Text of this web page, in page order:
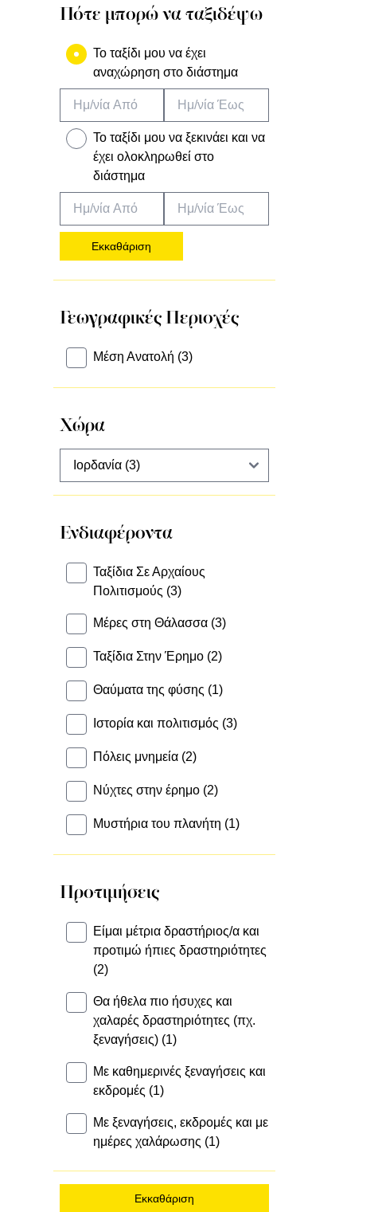
Πότε μπορώ να ταξιδέψω
Το ταξίδι μου να έχει
αναχώρηση στο διάστημα
To ταξίδι μου να ξεκινάει και να
έχει ολοκληρωθεί στο
διάστημα
Εκκαθάριση
Γεωγραφικές Περιοχές
Μέση Ανατολή (3)
Χώρα
Ενδιαφέροντα
Ταξίδια Σε Αρχαίους
Πολιτισμούς (3)
Μέρες στη Θάλασσα (3)
Ταξίδια Στην Έρημο (2)
Θαύματα της φύσης (1)
Ιστορία και πολιτισμός (3)
Πόλεις μνημεία (2)
Νύχτες στην έρημο (2)
Μυστήρια του πλανήτη (1)
Προτιμήσεις
Είμαι μέτρια δραστήριος/α και
προτιμώ ήπιες δραστηριότητες
(2)
Θα ήθελα πιο ήσυχες και
χαλαρές δραστηριότητες (πχ.
ξεναγήσεις) (1)
Με καθημερινές ξεναγήσεις και
εκδρομές (1)
Με ξεναγήσεις, εκδρομές και με
ημέρες χαλάρωσης (1)
Εκκαθάριση